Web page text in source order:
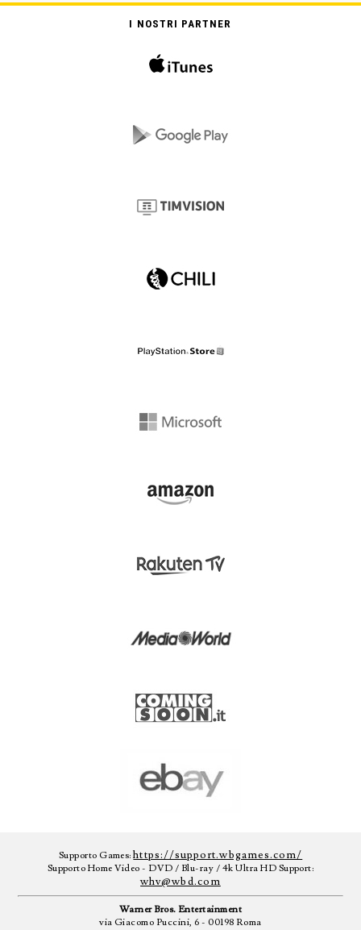
I NOSTRI PARTNER
Supporto Games:https://support.wbgames.com/
Supporto Home Video - DVD / Blu-ray / 4k Ultra HD Support:
whv@wbd.com
Warner Bros. Entertainment
via Giacomo Puccini, 6 - 00198 Roma